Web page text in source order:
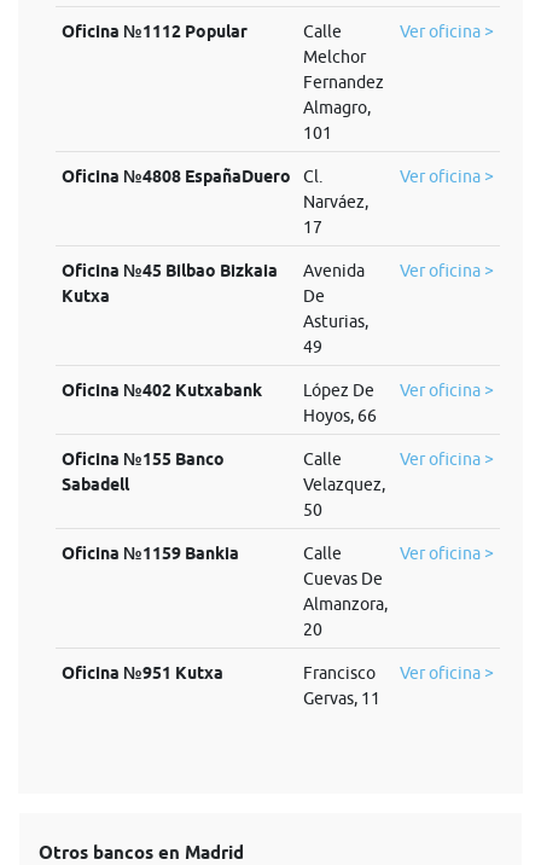
Oficina №1112 Popular
Calle
Melchor
Fernandez
Almagro,
101
Ver oficina >
Oficina №4808 EspañaDuero
Cl.
Narváez,
17
Ver oficina >
Oficina №45 Bilbao Bizkaia
Kutxa
Avenida
De
Asturias,
49
Ver oficina >
Oficina №402 Kutxabank
López De
Hoyos, 66
Ver oficina >
Oficina №155 Banco
Sabadell
Calle
Velazquez,
50
Ver oficina >
Oficina №1159 Bankia
Calle
Cuevas De
Almanzora,
20
Ver oficina >
Oficina №951 Kutxa
Francisco
Gervas, 11
Ver oficina >
Otros bancos en Madrid